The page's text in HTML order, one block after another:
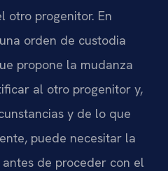
otro progenitor. En
orden de custodia
propone la mudanza
al otro progenitor y,
y de lo que
puede necesitar la
de proceder con el